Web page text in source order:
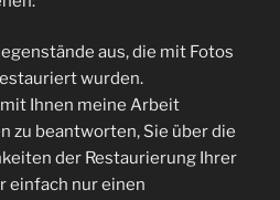
aus, die mit Fotos
wurden.
Ihnen meine Arbeit
zu beantworten, Sie über die
der Restaurierung Ihrer
einfach nur einen